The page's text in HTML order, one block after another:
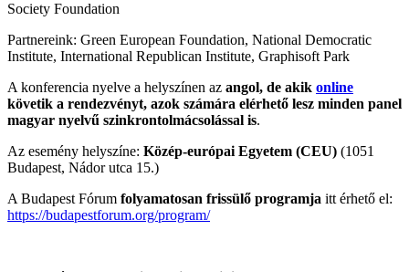
Society Foundation
Partnereink: Green European Foundation, National Democratic
Institute, International Republican Institute, Graphisoft Park
A konferencia nyelve a helyszínen az angol, de akik online
követik a rendezvényt, azok számára elérhető lesz minden panel
magyar nyelvű szinkrontolmácsolással is.
Az esemény helyszíne: Közép-európai Egyetem (CEU) (1051
Budapest, Nádor utca 15.)
A Budapest Fórum folyamatosan frissülő programja itt érhető el:
https://budapestforum.org/program/